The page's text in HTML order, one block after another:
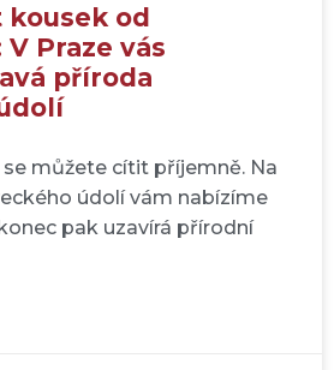
kousek od
Praze vás
příroda
můžete cítit příjemně. Na
údolí vám nabízíme
pak uzavírá přírodní